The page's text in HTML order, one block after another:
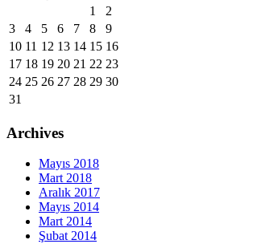
1
2
3
4 5 6 7 8
9
10 11 12 13 14 15 16
17 18 19 20 21 22 23
24 25 26 27 28 29 30
31
Archives
Mayıs 2018
Mart 2018
Aralık 2017
Mayıs 2014
Mart 2014
Şubat 2014